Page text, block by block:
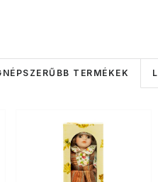
TERMÉKEK